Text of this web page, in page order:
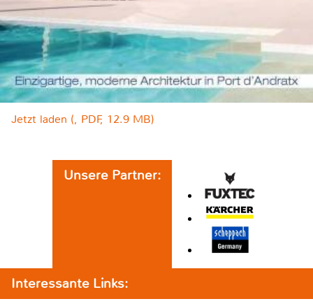
Jetzt laden (, PDF, 12.9 MB)
Unsere Partner:
Interessante Links: